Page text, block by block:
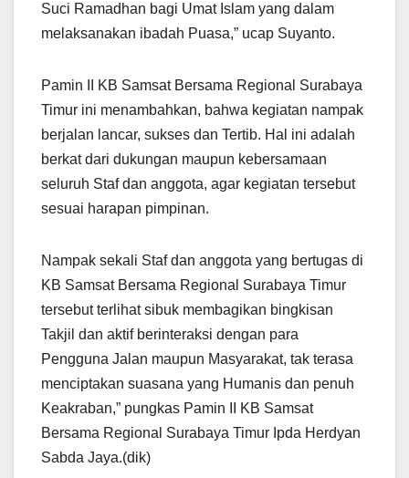
Suci Ramadhan bagi Umat Islam yang dalam
melaksanakan ibadah Puasa,” ucap Suyanto.
Pamin II KB Samsat Bersama Regional Surabaya
Timur ini menambahkan, bahwa kegiatan nampak
berjalan lancar, sukses dan Tertib. Hal ini adalah
berkat dari dukungan maupun kebersamaan
seluruh Staf dan anggota, agar kegiatan tersebut
sesuai harapan pimpinan.
Nampak sekali Staf dan anggota yang bertugas di
KB Samsat Bersama Regional Surabaya Timur
tersebut terlihat sibuk membagikan bingkisan
Takjil dan aktif berinteraksi dengan para
Pengguna Jalan maupun Masyarakat, tak terasa
menciptakan suasana yang Humanis dan penuh
Keakraban,” pungkas Pamin II KB Samsat
Bersama Regional Surabaya Timur Ipda Herdyan
Sabda Jaya.(dik)